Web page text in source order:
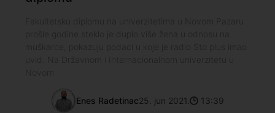
Enes Radetinac25. jun 2021.
13:39